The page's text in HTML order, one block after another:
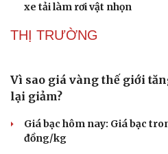
xe tải làm rơi vật nhọn
THỊ TRƯỜNG